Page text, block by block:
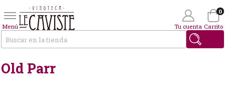
Menú Tu cuenta Carrito
0
Old Parr